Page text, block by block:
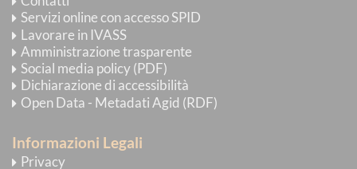
Servizi online con accesso SPID
Lavorare in IVASS
Amministrazione trasparente
Social media policy (PDF)
Dichiarazione di accessibilità
Open Data - Metadati Agid (RDF)
Informazioni Legali
Privacy